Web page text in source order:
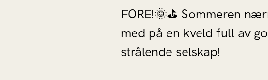
FORE!🌞⛳️ Sommeren
med på en kveld full av
strålende selskap!